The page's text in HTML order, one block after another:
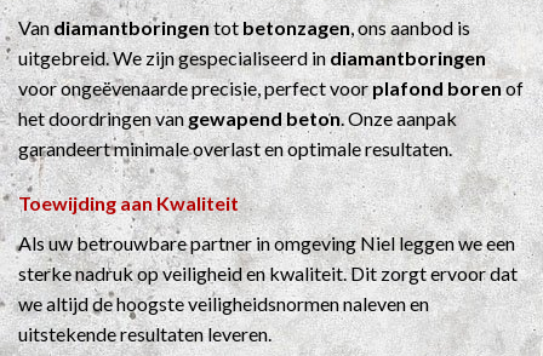
Vandiamantboringentotbetonzagen, ons aanbod is
uitgebreid. We zijn gespecialiseerd indiamantboringen
voor ongeëvenaarde precisie, perfect voorplafond borenof
het doordringen vangewapend beton. Onze aanpak
garandeert minimale overlast en optimale resultaten.
Toewijding aan Kwaliteit
Als uw betrouwbare partner in omgeving Niel leggen we een
sterke nadruk op veiligheid en kwaliteit. Dit zorgt ervoor dat
we altijd de hoogste veiligheidsnormen naleven en
uitstekende resultaten leveren.